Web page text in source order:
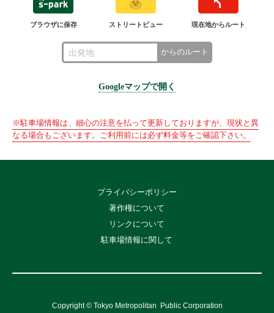
ブラウザに保存 ストリートビュー 現在地からルート
からのルート
Googleマップで開く
※駐車場情報は、細心の注意を払って更新しておりますが、現状と異
なる場合もございます。ご利用前には必ず料金等をご確認下さい。
プライバシーポリシー
著作権について
リンクについて
駐車場情報に関して
Copyright © Tokyo Metropolitan Public Corporation